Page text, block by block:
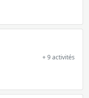
+ 9 activités